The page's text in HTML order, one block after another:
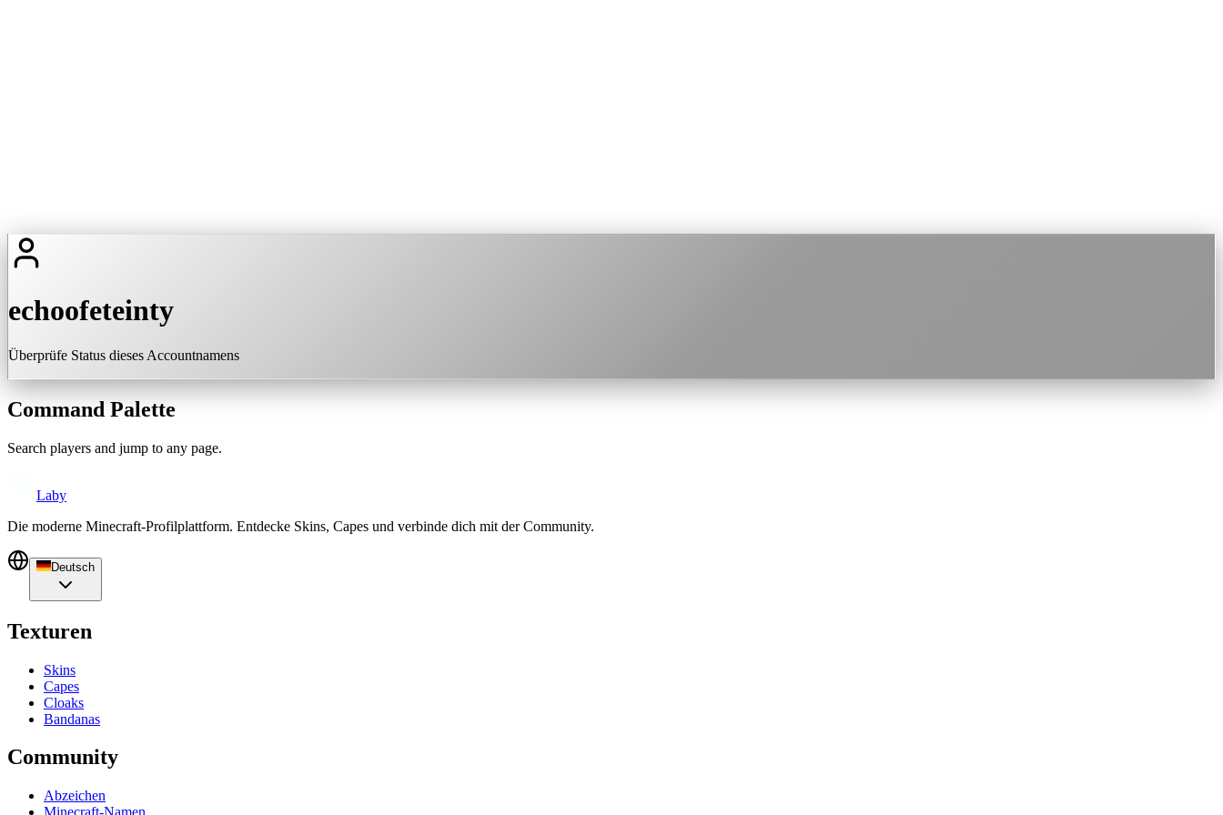
echoofeteinty
Überprüfe Status dieses Accountnamens
Command Palette
Search players and jump to any page.
Laby
Die moderne Minecraft-Profilplattform. Entdecke Skins, Capes und verbinde dich mit der Community.
Deutsch
Texturen
Skins
Capes
Cloaks
Bandanas
Community
Abzeichen